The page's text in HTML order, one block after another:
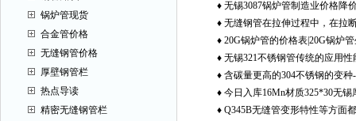
锅炉管现货
合金管价格
无缝钢管价格
厚壁钢管栏
热点导读
精密无缝钢管栏
称壁厚又是多少？
♦ 无锡3087锅炉管制造业价格降
♦ 无缝钢管在拉伸过程中，在拉
的最大力量
♦ 20G锅炉管的价格表|20G锅炉
♦ 无锡321不锈钢管传统的应用性
♦ 含碳量更高的304不锈钢的变种
管
♦ 今日入库16Mn材质325*30无锡
货100吨欢迎订购
♦ Q345B无缝管变形特性等方面